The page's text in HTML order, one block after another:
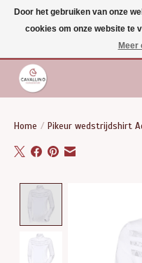
Gratis verzending vanaf €75 binnen
dezelfde dag verzonden |
Home / Pikeur wedstrijdshirt
Door het gebruiken van onze
cookies om onze website te
Meer